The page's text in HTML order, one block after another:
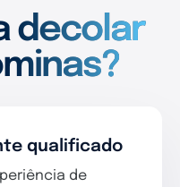
decolar
qualificado
de